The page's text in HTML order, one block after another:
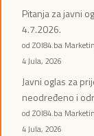
Pitanja za javni
4.7.2026.
od ZOI84.ba
4 Jula, 2026
Javni oglas za
neodređeno i
od ZOI84.ba
4 Jula, 2026